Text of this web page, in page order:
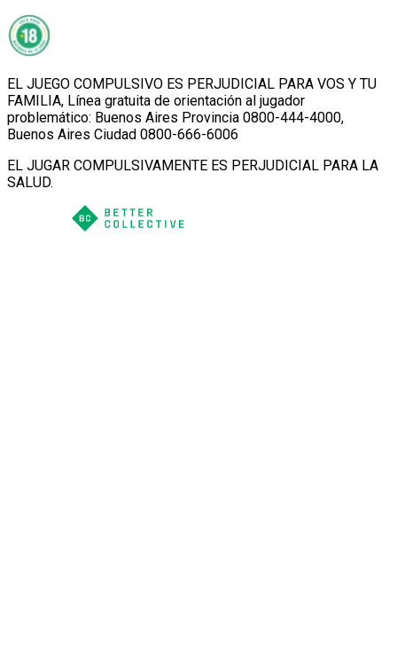
EL JUEGO COMPULSIVO ES PERJUDICIAL PARA VOS Y TU
FAMILIA, Línea gratuita de orientación al jugador
problemático: Buenos Aires Provincia 0800-444-4000,
Buenos Aires Ciudad 0800-666-6006
EL JUGAR COMPULSIVAMENTE ES PERJUDICIAL PARA LA
SALUD.